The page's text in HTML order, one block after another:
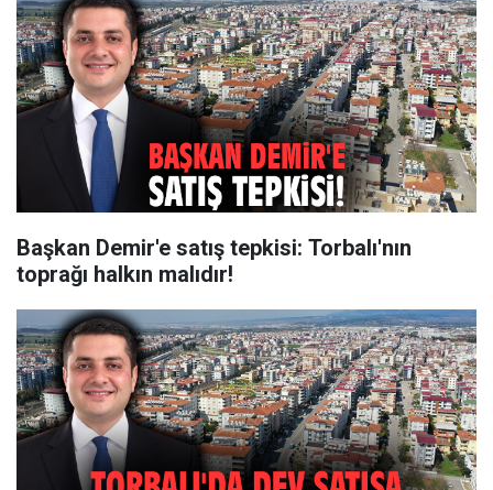
Başkan Demir'e satış tepkisi: Torbalı'nın
toprağı halkın malıdır!